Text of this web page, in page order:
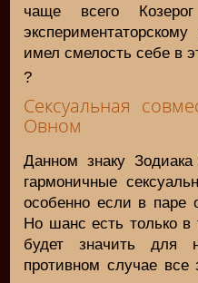
чаще всего
имел смелость себе в
?
Сексуальная
Овном
Данном знаку
гармоничные
особенно если в паре
Но шанс есть только в
будет значить для
противном случае все